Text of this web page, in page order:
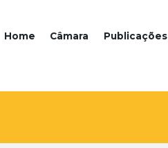
Home Câmara Publicações